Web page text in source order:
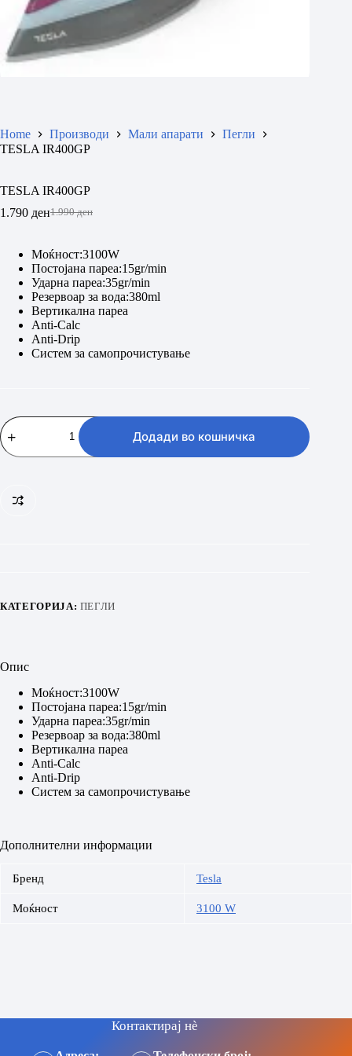
Home Производи Мали апарати
Пегли
TESLA IR400GP
TESLA IR400GP
1.990ден
Original
was:
1.990 ден.
1.790 денCurrent
is:
1.790 ден.
Моќност:3100W
Постојана пареа:15gr/min
Ударна пареа:35gr/min
Резервоар за вода:380ml
Вертикална пареа
Anti-Calc
Anti-Drip
Систем за самопрочистување
TESLA
IR400GP
количина
Додади во кошничка
КАТЕГОРИЈА: ПЕГЛИ
Опис
Моќност:3100W
Постојана пареа:15gr/min
Ударна пареа:35gr/min
Резервоар за вода:380ml
Вертикална пареа
Anti-Calc
Anti-Drip
Систем за самопрочистување
Дополнителни информации
Бренд Tesla
Моќност 3100 W
Контактирај нè